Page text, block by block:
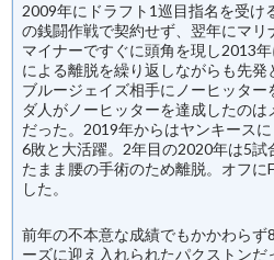
2009年にドラフト1巡目指名を受け
の銭闘作戦で契約せず、翌年にマリ
マイナーですぐに頭角を現し2013
による離脱を繰り返しながらも先
ブルージェイズ相手にノーヒッタ
ダ人がノーヒッターを達成したの
だった。2019年からはヤンキース
6敗と大活躍。2年目の2020年は5
たまま腰の手術のため離脱。オフ
した。
前年の不本意な成績でもかかわら
ーズに迎え入れられたパクストン